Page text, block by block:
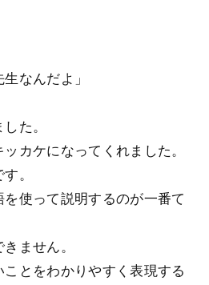
なんだよ」
た。
カケになってくれました。
。
使って説明するのが一番て
ません。
とをわかりやすく表現する